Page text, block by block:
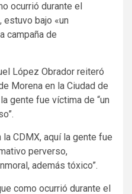
ocurrió durante el
bajo «un
campaña de
López Obrador reiteró
Morena en la Ciudad de
gente fue víctima de “un
CDMX, aquí la gente fue
perverso,
además tóxico”.
como ocurrió durante el